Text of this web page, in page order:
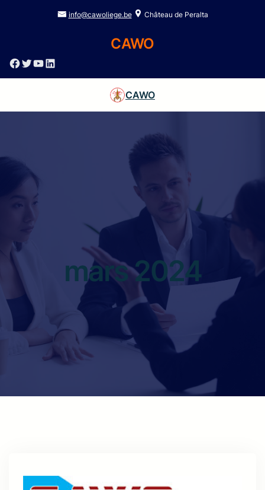
info@cawoliege.be Château de Peralta
CAWO
Facebook Twitter YouTube LinkedIn
CAWO
mars 2024